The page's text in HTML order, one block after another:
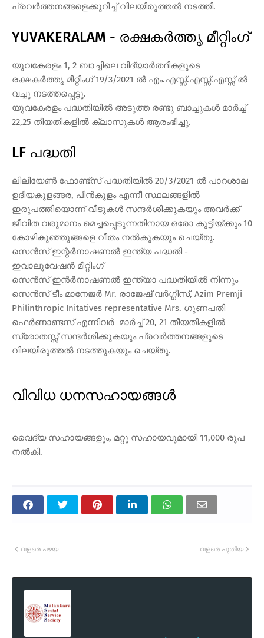
പ്രവര്‍ത്തനങ്ങളെക്കുറിച്ച് വിലയിരുത്തല്‍ നടത്തി.
YUVAKERALAM - രക്ഷകര്‍ത്തൃ മീറ്റിംഗ്
യുവകേരളം 1, 2 ബാച്ചിലെ വിദ്യാര്‍ത്ഥികളുടെ
രക്ഷകര്‍ത്തൃ മീറ്റിംഗ് 19/3/2021 ല്‍ എം.എസ്സ്.എസ്സ്.എസ്സ് ല്‍
വച്ചു നടത്തപ്പെട്ടു.
യുവകേരളം പദ്ധതിയില്‍ അടുത്ത രണ്ടു ബാച്ചുകള്‍ മാര്‍ച്ച്
22,25 തീയതികളില്‍ ക്ലാസുകള്‍ ആരംഭിച്ചു.
LF പദ്ധതി
ലിലിയേണ്‍ ഫോണ്ട്‌സ് പദ്ധതിയില്‍ 20/3/2021 ല്‍ പാറശാല
ഉദിയകുളങ്ങര, പിന്‍കുളം എന്നീ സ്ഥലങ്ങളില്‍
ഇരുപത്തിയൊന്ന് വീടുകള്‍ സന്ദര്‍ശിക്കുകയും അവര്‍ക്ക്
ജീവിത വരുമാനം മെച്ചപ്പെടുന്നതിനായ ഒരോ കുട്ടിയ്ക്കും 10
കോഴികുഞ്ഞുങ്ങളെ വീതം നല്‍കുകയും ചെയ്തു.
സെന്‍സ് ഇന്റര്‍നാഷണല്‍ ഇന്ത്യ പദ്ധതി -
ഇവാലുവേഷന്‍ മീറ്റിംഗ്
സെന്‍സ് ഇന്‍ര്‍നാഷണല്‍ ഇന്ത്യാ പദ്ധതിയില്‍ നിന്നും
സെന്‍സ് ടീം മാനേജര്‍ Mr. രാജേഷ് വര്‍ഗ്ഗീസ്, Azim Premji
Philinthropic Initatives representative Mrs. ഗുണപതി
ഫെര്‍ണാണ്ടസ് എന്നിവര്‍ മാര്‍ച്ച് 20, 21 തീയതികളില്‍
സ്രോതസ്സ് സന്ദര്‍ശിക്കുകയും പ്രവര്‍ത്തനങ്ങളുടെ
വിലയിരുത്തല്‍ നടത്തുകയും ചെയ്തു.
വിവിധ ധനസഹായങ്ങള്‍
വൈദ്യ സഹായങ്ങളും, മറ്റു സഹായവുമായി 11,000 രൂപ
നല്‍കി.
വളരെ പുതിയ
വളരെ പഴയ